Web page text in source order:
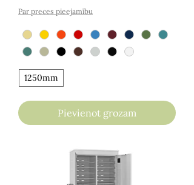
Par preces pieejamību
1250mm
Pievienot grozam